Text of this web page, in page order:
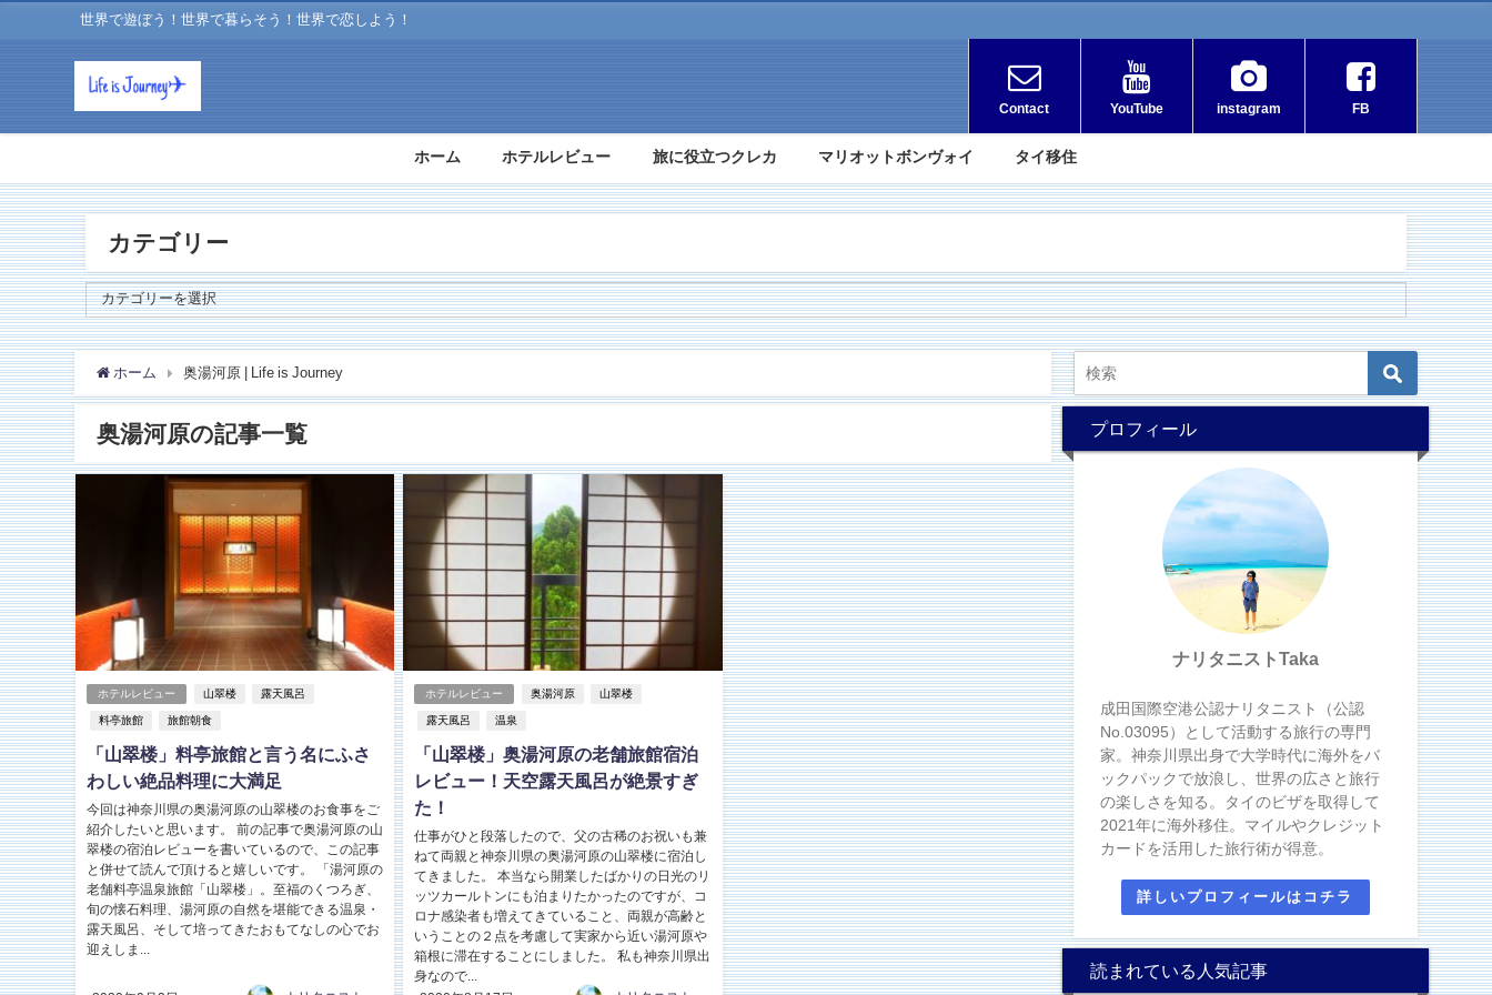
世界で遊ぼう！世界で暮らそう！世界で恋しよう！
Contact YouTube instagram FB
ホーム ホテルレビュー 旅に役立つクレカ マリオットボンヴォイ タイ移住
カテゴリー
ホーム 奥湯河原 | Life is Journey
奥湯河原の記事一覧
ホテルレビュー 山翠楼 露天風呂
料亭旅館 旅館朝食
「山翠楼」料亭旅館と言う名にふさ
わしい絶品料理に大満足
今回は神奈川県の奥湯河原の山翠楼のお食事をご
紹介したいと思います。 前の記事で奥湯河原の山
翠楼の宿泊レビューを書いているので、この記事
と併せて読んで頂けると嬉しいです。 「湯河原の
老舗料亭温泉旅館「山翠楼」。至福のくつろぎ、
旬の懐石料理、湯河原の自然を堪能できる温泉・
露天風呂、そして培ってきたおもてなしの心でお
迎えしま...
ホテルレビュー 奥湯河原 山翠楼
露天風呂 温泉
「山翠楼」奥湯河原の老舗旅館宿泊
レビュー！天空露天風呂が絶景すぎ
た！
仕事がひと段落したので、父の古稀のお祝いも兼
ねて両親と神奈川県の奥湯河原の山翠楼に宿泊し
てきました。 本当なら開業したばかりの日光のリ
ッツカールトンにも泊まりたかったのですが、コ
ロナ感染者も増えてきていること、両親が高齢と
いうことの２点を考慮して実家から近い湯河原や
箱根に滞在することにしました。 私も神奈川県出
身なので...
プロフィール
ナリタニストTaka
成田国際空港公認ナリタニスト（公認
No.03095）として活動する旅行の専門
家。神奈川県出身で大学時代に海外をバ
ックパックで放浪し、世界の広さと旅行
の楽しさを知る。タイのビザを取得して
2021年に海外移住。マイルやクレジット
カードを活用した旅行術が得意。
詳しいプロフィールはコチラ
読まれている人気記事